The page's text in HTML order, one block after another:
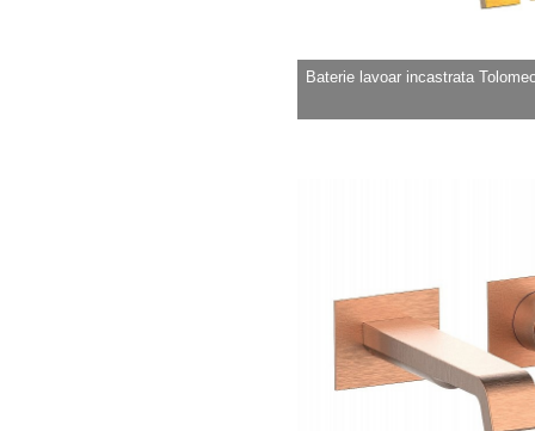
Baterie lavoar incastrata